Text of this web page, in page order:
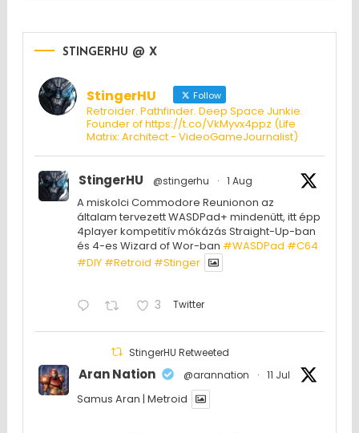
STINGERHU @ X
StingerHU Follow
Retroider. Pathfinder. Deep Space Junkie.
Founder of https://t.co/VkMyvx4ppz (Life
Matrix: Architect - VideoGameJournalist)
StingerHU @stingerhu · 1 Aug
A miskolci Commodore Reunionon az
általam tervezett WASDPad+ mindenütt, itt épp
4player kompetitív mókázás Straight-Up-ban
és 4-es Wizard of Wor-ban #WASDPad #C64
#DIY #Retroid #Stinger
3 Twitter
StingerHU Retweeted
Aran Nation @arannation · 11 Jul
Samus Aran | Metroid